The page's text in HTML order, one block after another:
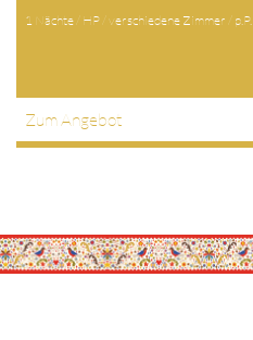
1 Nächte / HP / verschiedene Zimmer / p.P.
Zum Angebot